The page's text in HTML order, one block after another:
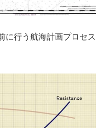
に行う航海計画プロセス